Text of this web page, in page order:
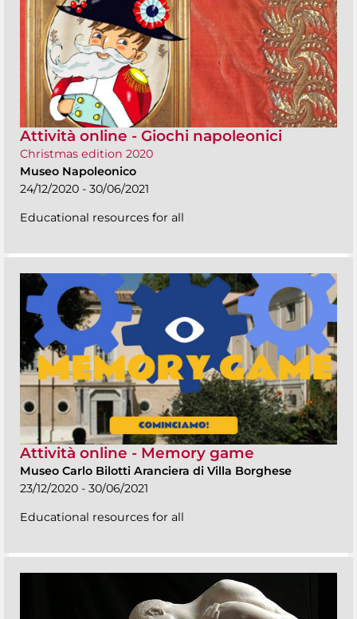
Attività online - Giochi napoleonici
Christmas edition 2020
Museo Napoleonico
24/12/2020 - 30/06/2021
Educational resources for all
Attività online - Memory game
Museo Carlo Bilotti Aranciera di Villa Borghese
23/12/2020 - 30/06/2021
Educational resources for all